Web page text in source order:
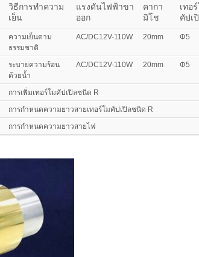
วิธีการทำความ
เย็น
แรงดันไฟฟ้าขา
ออก
คากา
มิโช
เทอ
คัปเ
ความเย็นตาม
ธรรมชาติ
AC/DC12V-110W 20mm Φ5
ระบายความร้อน
ด้วยน้ำ
AC/DC12V-110W 20mm Φ5
การเพิ่มเทอร์โมคัปเปิลชนิด R
การกำหนดความยาวสายเทอร์โมคัปเปิลชนิด R
การกำหนดความยาวสายไฟ